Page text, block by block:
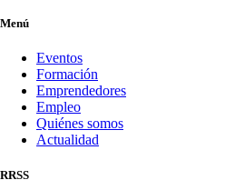
Menú
Eventos
Formación
Emprendedores
Empleo
Quiénes somos
Actualidad
RRSS